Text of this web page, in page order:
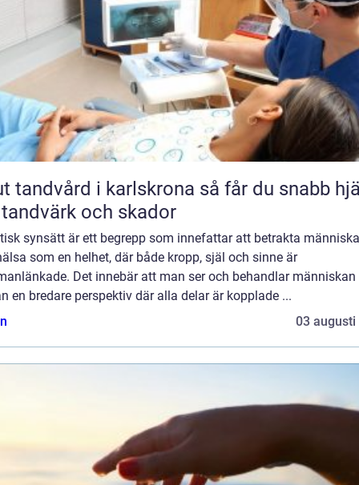
i karlskrona så får du snabb hjälp
och skador
synsätt är ett begrepp som innefattar att betrakta
som en helhet, där både kropp, själ och sinne är
Det innebär att man ser och behandlar människan
en bredare perspektiv där alla delar är kopplade ...
03 augusti